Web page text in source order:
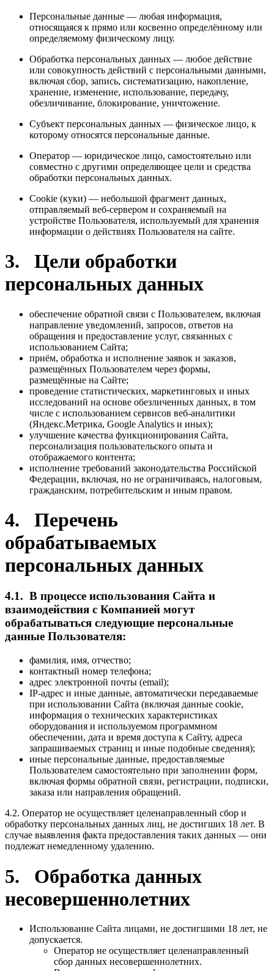
Персональные данные — любая информация,
относящаяся к прямо или косвенно определённому или
определяемому физическому лицу.
Обработка персональных данных — любое действие
или совокупность действий с персональными данными,
включая сбор, запись, систематизацию, накопление,
хранение, изменение, использование, передачу,
обезличивание, блокирование, уничтожение.
Субъект персональных данных — физическое лицо, к
которому относятся персональные данные.
Оператор — юридическое лицо, самостоятельно или
совместно с другими определяющее цели и средства
обработки персональных данных.
Cookie (куки) — небольшой фрагмент данных,
отправляемый веб-сервером и сохраняемый на
устройстве Пользователя, используемый для хранения
информации о действиях Пользователя на сайте.
3. Цели обработки
персональных данных
обеспечение обратной связи с Пользователем, включая
направление уведомлений, запросов, ответов на
обращения и предоставление услуг, связанных с
использованием Сайта;
приём, обработка и исполнение заявок и заказов,
размещённых Пользователем через формы,
размещённые на Сайте;
проведение статистических, маркетинговых и иных
исследований на основе обезличенных данных, в том
числе с использованием сервисов веб-аналитики
(Яндекс.Метрика, Google Analytics и иных);
улучшение качества функционирования Сайта,
персонализация пользовательского опыта и
отображаемого контента;
исполнение требований законодательства Российской
Федерации, включая, но не ограничиваясь, налоговым,
гражданским, потребительским и иным правом.
4. Перечень
обрабатываемых
персональных данных
4.1. В процессе использования Сайта и
взаимодействия с Компанией могут
обрабатываться следующие персональные
данные Пользователя:
фамилия, имя, отчество;
контактный номер телефона;
адрес электронной почты (email);
IP-адрес и иные данные, автоматически передаваемые
при использовании Сайта (включая данные cookie,
информация о технических характеристиках
оборудования и используемом программном
обеспечении, дата и время доступа к Сайту, адреса
запрашиваемых страниц и иные подобные сведения);
иные персональные данные, предоставляемые
Пользователем самостоятельно при заполнении форм,
включая формы обратной связи, регистрации, подписки,
заказа или направления обращений.
4.2. Оператор не осуществляет целенаправленный сбор и
обработку персональных данных лиц, не достигших 18 лет. В
случае выявления факта предоставления таких данных — они
подлежат немедленному удалению.
5. Обработка данных
несовершеннолетних
Использование Сайта лицами, не достигшими 18 лет, не
допускается.
Оператор не осуществляет целенаправленный
сбор данных несовершеннолетних.